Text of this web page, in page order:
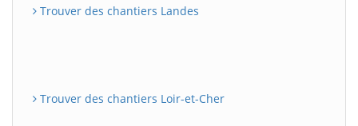
Trouver des chantiers Landes
Trouver des chantiers Loir-et-Cher